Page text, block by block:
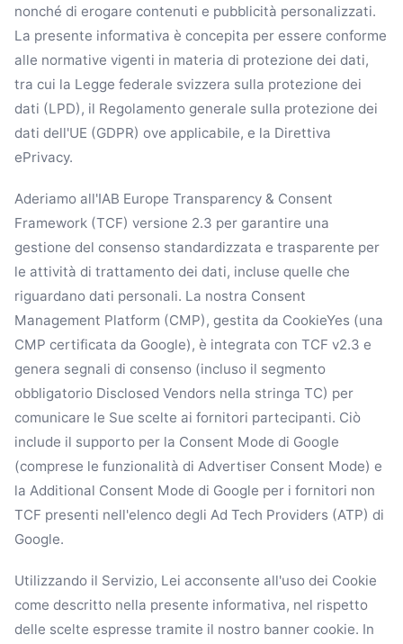
nonché di erogare contenuti e pubblicità personalizzati.
La presente informativa è concepita per essere conforme
alle normative vigenti in materia di protezione dei dati,
tra cui la Legge federale svizzera sulla protezione dei
dati (LPD), il Regolamento generale sulla protezione dei
dati dell'UE (GDPR) ove applicabile, e la Direttiva
ePrivacy.
Aderiamo all'IAB Europe Transparency & Consent
Framework (TCF) versione 2.3 per garantire una
gestione del consenso standardizzata e trasparente per
le attività di trattamento dei dati, incluse quelle che
riguardano dati personali. La nostra Consent
Management Platform (CMP), gestita da CookieYes (una
CMP certificata da Google), è integrata con TCF v2.3 e
genera segnali di consenso (incluso il segmento
obbligatorio Disclosed Vendors nella stringa TC) per
comunicare le Sue scelte ai fornitori partecipanti. Ciò
include il supporto per la Consent Mode di Google
(comprese le funzionalità di Advertiser Consent Mode) e
la Additional Consent Mode di Google per i fornitori non
TCF presenti nell'elenco degli Ad Tech Providers (ATP) di
Google.
Utilizzando il Servizio, Lei acconsente all'uso dei Cookie
come descritto nella presente informativa, nel rispetto
delle scelte espresse tramite il nostro banner cookie. In